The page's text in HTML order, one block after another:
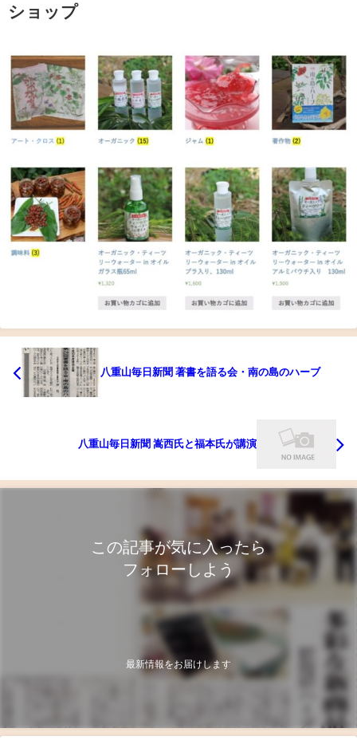
ショップ
八重山毎日新聞 著書を語る会・南の島のハーブ
八重山毎日新聞 嵩西氏と福本氏が講演
この記事が気に入ったら
フォローしよう
最新情報をお届けします